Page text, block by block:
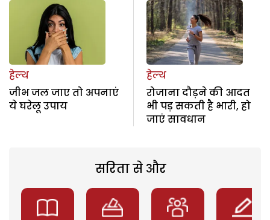
हेल्थ
जीभ जल जाए तो अपनाएं
ये घरेलू उपाय
हेल्थ
रोजाना दौड़ने की आदत
भी पड़ सकती है भारी, हो
जाएं सावधान
सरिता से और